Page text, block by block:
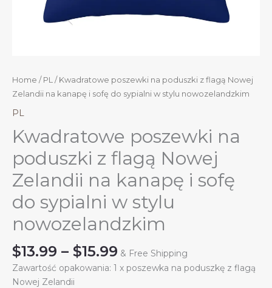
Home / PL / Kwadratowe poszewki na poduszki z flagą Nowej
Zelandii na kanapę i sofę do sypialni w stylu nowozelandzkim
PL
Kwadratowe poszewki na
poduszki z flagą Nowej
Zelandii na kanapę i sofę
do sypialni w stylu
nowozelandzkim
$13.99 – $15.99 Price
range:
$13.99
& Free Shipping
Zawartość opakowania: 1 x poszewka na poduszkę z flagą
Nowej Zelandii